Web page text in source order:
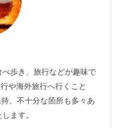
歩き、旅行などが趣味で
や海外旅行へ行くこと
。不十分な箇所も多々あ
ます。